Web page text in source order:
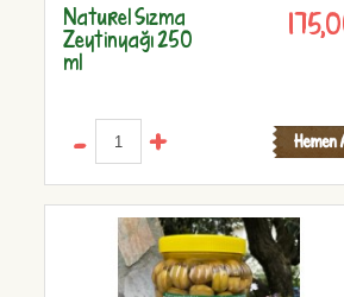
Naturel Sızma
Zeytinyağı 250
ml
- +